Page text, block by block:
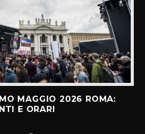
MAGGIO 2026 ROMA:
E ORARI